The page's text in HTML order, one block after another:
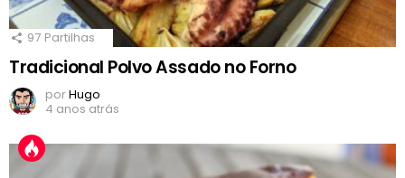
97 Partilhas
Tradicional Polvo Assado no Forno
porHugo
4 anos atrás